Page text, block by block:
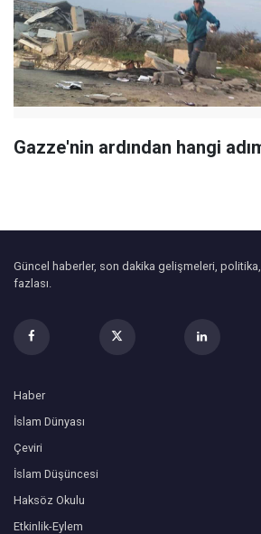
Gazze'nin ardından hangi
Güncel haberler, son dakika gelişmeleri,
fazlası.
Haber
İslam Dünyası
Çeviri
İslam Düşüncesi
Haksöz Okulu
Etkinlik-Eylem